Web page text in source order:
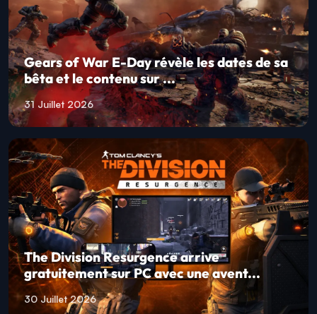
Gears of War E-Day révèle les dates de sa
bêta et le contenu sur ...
31 Juillet 2026
The Division Resurgence arrive
gratuitement sur PC avec une avent...
30 Juillet 2026